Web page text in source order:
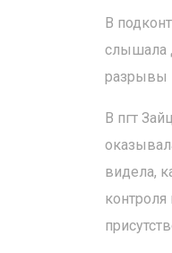
В
слышала
разрывы
В пгт
видела,